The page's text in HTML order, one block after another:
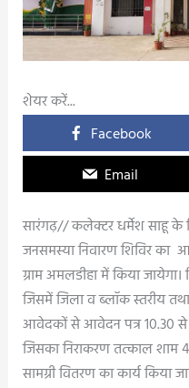
शेयर करें...
Facebook
Email
सारंगढ़// कलेक्टर धर्मेश साहू के
जनसमस्या निवारण शिविर
ग्राम अमलडीहा में किया
जिसमें जिला व ब्लॉक स्तरीय
आवेदकों से आवेदन पत्र 10.30 से
जिसका निराकरण तत्काल
सामग्री वितरण का कार्य किया